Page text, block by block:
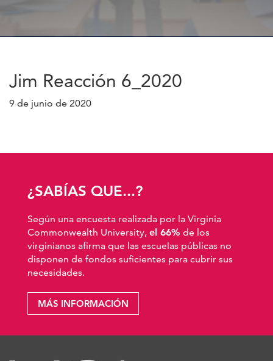
Jim Reacción 6_2020
9 de junio de 2020
¿SABÍAS QUE...?
Según una encuesta realizada por la Virginia
Commonwealth University, el 66% de los
virginianos afirma que las escuelas públicas no
disponen de fondos suficientes para cubrir sus
necesidades.
MÁS INFORMACIÓN